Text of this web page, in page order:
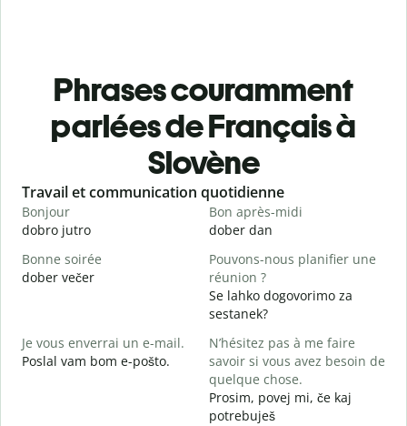
Phrases couramment
parlées de Français à
Slovène
Slide 1 of 6
Travail et communication quotidienne
Bonjour
dobro jutro
Bon après-midi
dober dan
Bonne soirée
dober večer
Pouvons-nous planifier une
réunion ?
Se lahko dogovorimo za
sestanek?
Je vous enverrai un e-mail.
Poslal vam bom e-pošto.
N’hésitez pas à me faire
savoir si vous avez besoin de
quelque chose.
Prosim, povej mi, če kaj
potrebuješ